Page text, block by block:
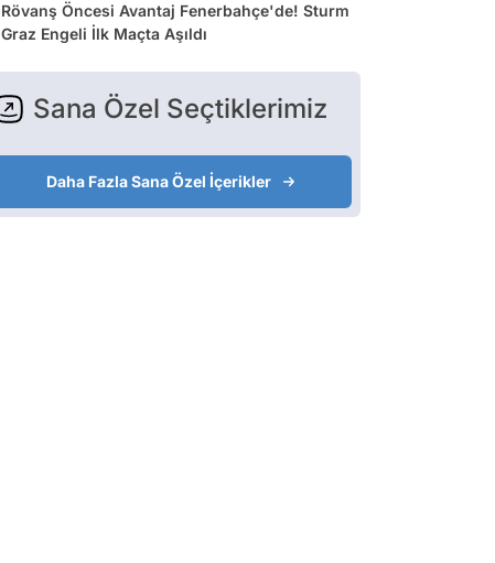
Rövanş Öncesi Avantaj Fenerbahçe'de! Sturm
Graz Engeli İlk Maçta Aşıldı
Sana Özel Seçtiklerimiz
Daha Fazla Sana Özel İçerikler